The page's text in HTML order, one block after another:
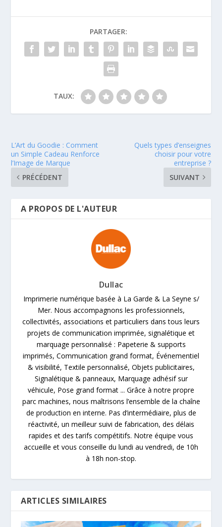
PARTAGER:
TAUX:
L’Art du Goodie : Comment
un Simple Cadeau Renforce
l’Image de Marque
PRÉCÉDENT
Quels types d’enseignes
choisir pour votre
entreprise ?
SUIVANT
A PROPOS DE L'AUTEUR
Dullac
Imprimerie numérique basée à La Garde & La Seyne s/
Mer. Nous accompagnons les professionnels,
collectivités, associations et particuliers dans tous leurs
projets de communication imprimée, signalétique et
marquage personnalisé : Papeterie & supports
imprimés, Communication grand format, Événementiel
& visibilité, Textile personnalisé, Objets publicitaires,
Signalétique & panneaux, Marquage adhésif sur
véhicule, Pose grand format ... Grâce à notre propre
parc machines, nous maîtrisons l’ensemble de la chaîne
de production en interne. Pas d’intermédiaire, plus de
réactivité, un meilleur suivi de fabrication, des délais
rapides et des tarifs compétitifs. Notre équipe vous
accueille et vous conseille du lundi au vendredi, de 10h
à 18h non-stop.
ARTICLES SIMILAIRES